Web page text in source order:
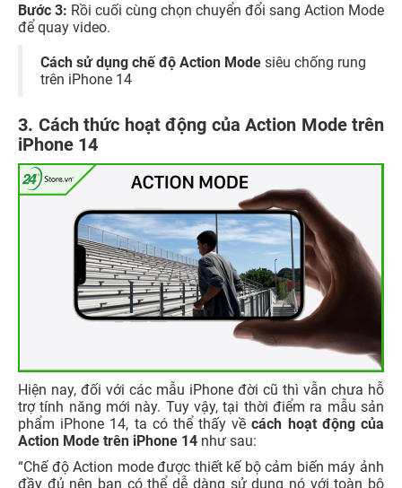
Bước 3: Rồi cuối cùng chọn chuyển đổi sang Action Mode
để quay video.
Cách sử dụng chế độ Action Mode siêu chống rung
trên iPhone 14
3. Cách thức hoạt động của Action Mode trên
iPhone 14
Hiện nay, đối với các mẫu iPhone đời cũ thì vẫn chưa hỗ
trợ tính năng mới này. Tuy vậy, tại thời điểm ra mẫu sản
phẩm iPhone 14, ta có thể thấy vềcách hoạt động của
Action Mode trên iPhone 14 như sau:
“Chế độ Action mode được thiết kế bộ cảm biến máy ảnh
đầy đủ nên bạn có thể dễ dàng sử dụng nó với toàn bộ